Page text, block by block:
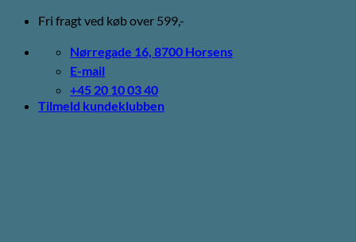
Fortsæt
indhold
Fri fragt ved køb over 599,-
Nørregade 16, 8700 Horsens
E-mail
+45 20 10 03 40
Tilmeld kundeklubben